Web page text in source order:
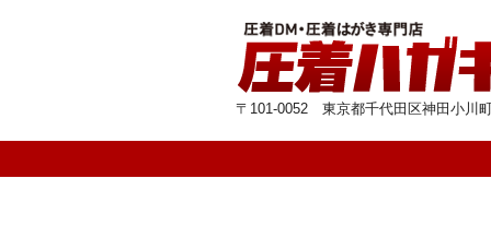
〒101-0052 東京都千代田区神田小川